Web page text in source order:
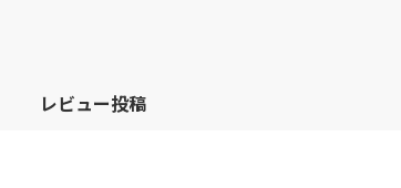
レビュー投稿